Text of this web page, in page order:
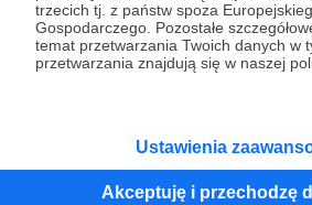
trzecich tj. z państw spoza
Gospodarczego. Pozostałe
temat przetwarzania Twoich danych w
przetwarzania znajdują się w naszej
Ustawienia
Akceptuję i przechodzę
RegulaminPolityka prywatności
Unia Europejska